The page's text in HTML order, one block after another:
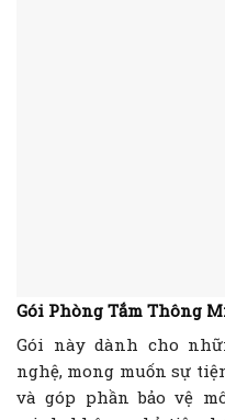
Gói Phòng Tắm Thông
Gói này dành cho
nghệ, mong muốn sự
và góp phần bảo vệ